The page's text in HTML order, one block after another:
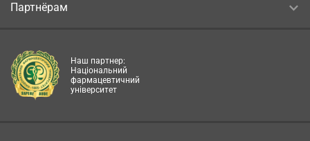
Партнёрам
Наш партнер:
Національний
фармацевтичний
університет